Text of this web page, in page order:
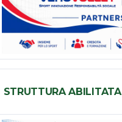
STRUTTURA ABILITATA